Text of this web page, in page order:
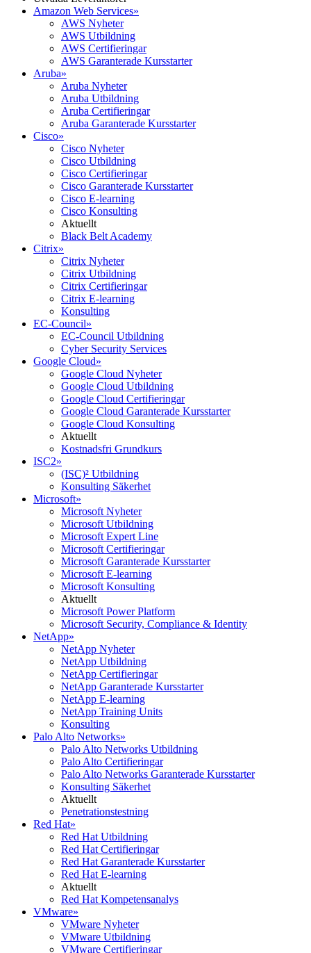
Amazon Web Services»
AWS Nyheter
AWS Utbildning
AWS Certifieringar
AWS Garanterade Kursstarter
Aruba»
Aruba Nyheter
Aruba Utbildning
Aruba Certifieringar
Aruba Garanterade Kursstarter
Cisco»
Cisco Nyheter
Cisco Utbildning
Cisco Certifieringar
Cisco Garanterade Kursstarter
Cisco E-learning
Cisco Konsulting
Aktuellt
Black Belt Academy
Citrix»
Citrix Nyheter
Citrix Utbildning
Citrix Certifieringar
Citrix E-learning
Konsulting
EC-Council»
EC-Council Utbildning
Cyber Security Services
Google Cloud»
Google Cloud Nyheter
Google Cloud Utbildning
Google Cloud Certifieringar
Google Cloud Garanterade Kursstarter
Google Cloud Konsulting
Aktuellt
Kostnadsfri Grundkurs
ISC2»
(ISC)² Utbildning
Konsulting Säkerhet
Microsoft»
Microsoft Nyheter
Microsoft Utbildning
Microsoft Expert Line
Microsoft Certifieringar
Microsoft Garanterade Kursstarter
Microsoft E-learning
Microsoft Konsulting
Aktuellt
Microsoft Power Platform
Microsoft Security, Compliance & Identity
NetApp»
NetApp Nyheter
NetApp Utbildning
NetApp Certifieringar
NetApp Garanterade Kursstarter
NetApp E-learning
NetApp Training Units
Konsulting
Palo Alto Networks»
Palo Alto Networks Utbildning
Palo Alto Certifieringar
Palo Alto Networks Garanterade Kursstarter
Konsulting Säkerhet
Aktuellt
Penetrationstestning
Red Hat»
Red Hat Utbildning
Red Hat Certifieringar
Red Hat Garanterade Kursstarter
Red Hat E-learning
Aktuellt
Red Hat Kompetensanalys
VMware»
VMware Nyheter
VMware Utbildning
VMware Certifieringar